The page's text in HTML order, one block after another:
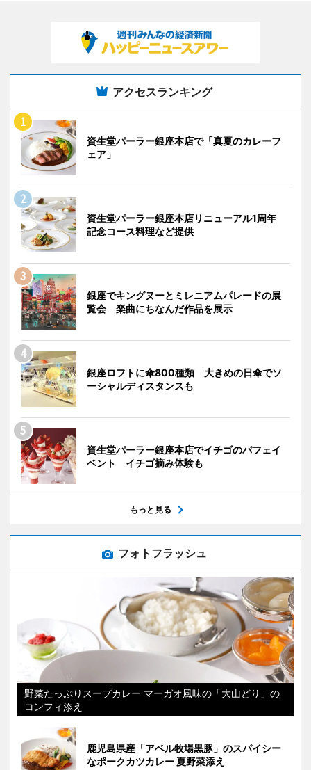
アクセスランキング
資生堂パーラー銀座本店で「真夏のカレーフ
ェア」
資生堂パーラー銀座本店リニューアル1周年
記念コース料理など提供
銀座でキングヌーとミレニアムパレードの展
覧会 楽曲にちなんだ作品を展示
銀座ロフトに傘800種類 大きめの日傘でソ
ーシャルディスタンスも
資生堂パーラー銀座本店でイチゴのパフェイ
ベント イチゴ摘み体験も
もっと見る
フォトフラッシュ
野菜たっぷりスープカレー マーガオ風味の「大山どり」の
コンフィ添え
鹿児島県産「アベル牧場黒豚」のスパイシー
なポークカツカレー 夏野菜添え